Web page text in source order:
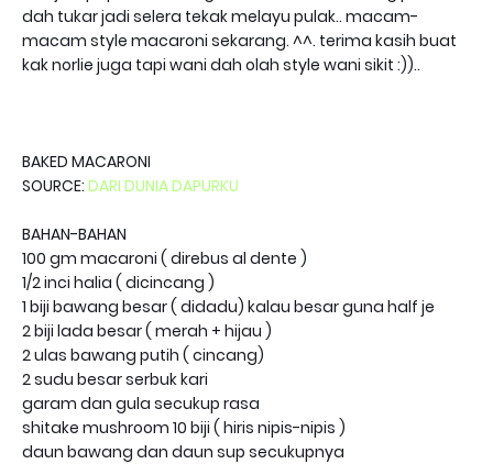
dah tukar jadi selera tekak melayu pulak.. macam-
macam style macaroni sekarang. ^^. terima kasih buat
kak norlie juga tapi wani dah olah style wani sikit :))..
BAKED MACARONI
SOURCE: DARI DUNIA DAPURKU
BAHAN-BAHAN
100 gm macaroni ( direbus al dente )
1/2 inci halia ( dicincang )
1 biji bawang besar ( didadu) kalau besar guna half je
2 biji lada besar ( merah + hijau )
2 ulas bawang putih ( cincang)
2 sudu besar serbuk kari
garam dan gula secukup rasa
shitake mushroom 10 biji ( hiris nipis-nipis )
daun bawang dan daun sup secukupnya